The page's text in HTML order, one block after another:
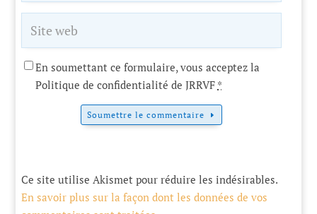
En soumettant ce formulaire, vous acceptez la
Politique de confidentialité de JRRVF *
Soumettre le commentaire
Ce site utilise Akismet pour réduire les indésirables.
En savoir plus sur la façon dont les données de vos